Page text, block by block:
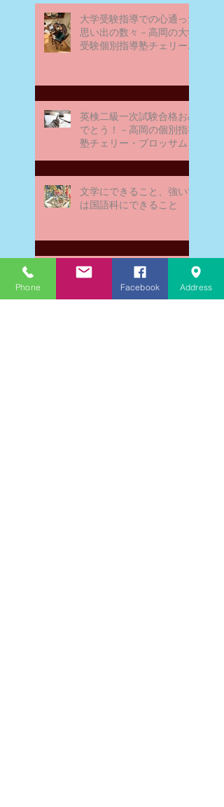
大学受験指導での心通った
思い出の数々－高岡の大学
受験個別指導塾チェリー・
英検二級一次試験合格おめ
でとう！－高岡の個別指導
塾チェリー・ブロッサム
文学にできること、強いて
は国語科にできること
文学学習の重要性 - 文学に
親しむための学びの場
Phone Facebook Address